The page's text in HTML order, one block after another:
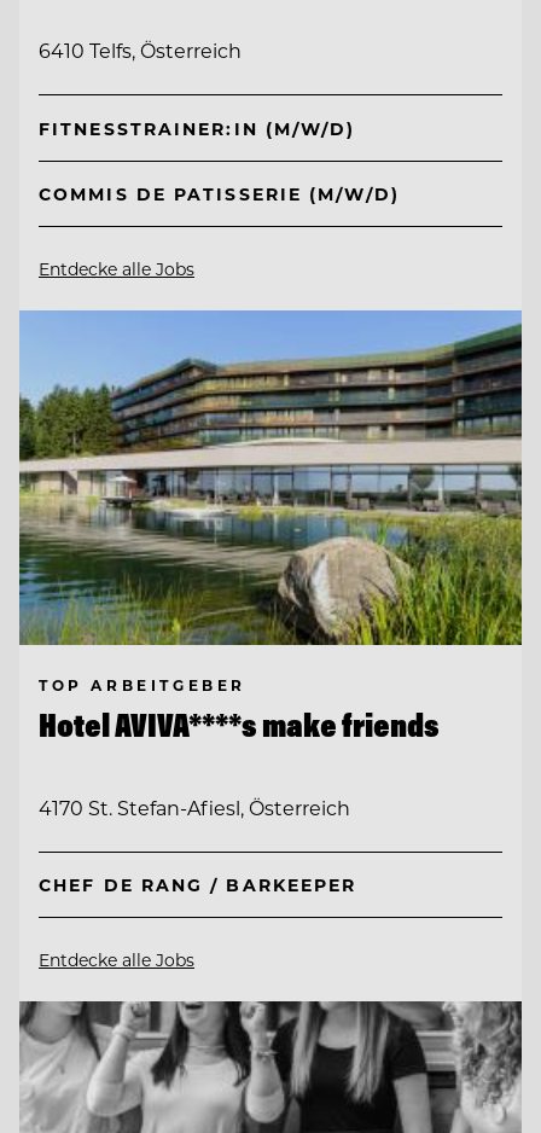
6410 Telfs, Österreich
FITNESSTRAINER:IN (M/W/D)
COMMIS DE PATISSERIE (M/W/D)
Entdecke alle Jobs
TOP ARBEITGEBER
Hotel AVIVA****s make friends
4170 St. Stefan-Afiesl, Österreich
CHEF DE RANG / BARKEEPER
Entdecke alle Jobs